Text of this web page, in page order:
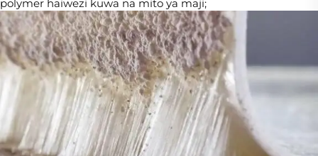
polymer haiwezi kuwa na mito ya maji;